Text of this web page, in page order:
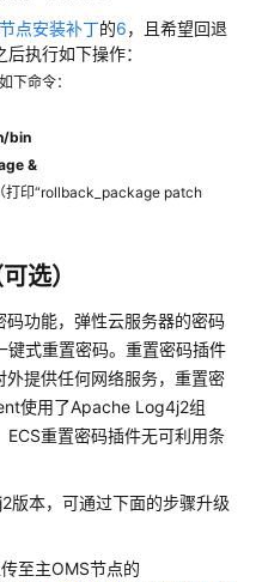
点安装补丁的6，且希望回退
后执行如下操作：
下命令：
bin
&
打印“rollback_package patch
选）
功能，弹性云服务器的密码
键式重置密码。重置密码插件
外提供任何网络服务，重置密
使用了Apache Log4j2组
重置密码插件无可利用条
版本，可通过下面的步骤升级
至主OMS节点的